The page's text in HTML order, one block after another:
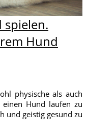
spielen.
Hund
physische als auch
einen Hund laufen zu
und geistig gesund zu